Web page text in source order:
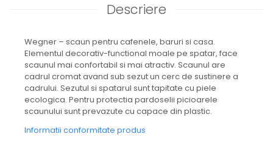
Descriere
Wegner – scaun pentru cafenele, baruri si casa.
Elementul decorativ-functional moale pe spatar, face
scaunul mai confortabil si mai atractiv. Scaunul are
cadrul cromat avand sub sezut un cerc de sustinere a
cadrului. Sezutul si spatarul sunt tapitate cu piele
ecologica. Pentru protectia pardoselii picioarele
scaunului sunt prevazute cu capace din plastic.
Informatii conformitate produs